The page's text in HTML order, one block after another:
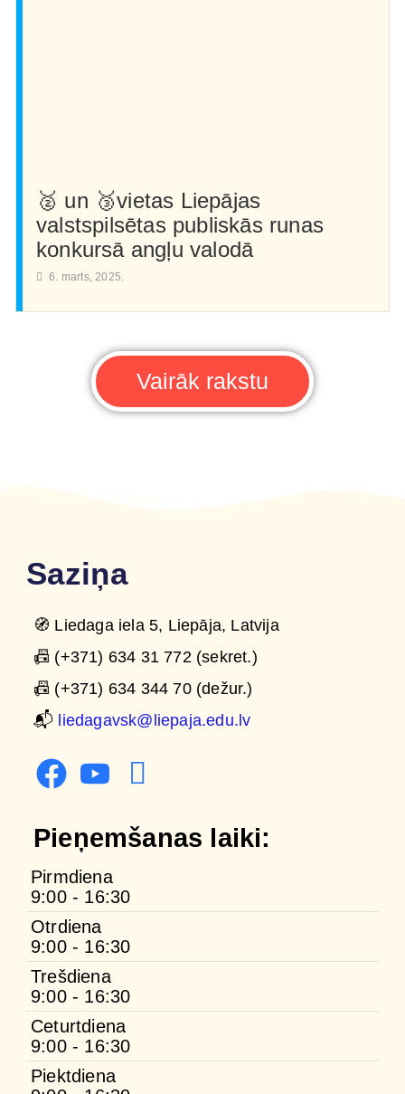
🥈 un 🥉vietas Liepājas
valstspilsētas publiskās runas
konkursā angļu valodā
6. marts, 2025.
Vairāk rakstu
Saziņa
🧭 Liedaga iela 5, Liepāja, Latvija
📠 (+371) 634 31 772 (sekret.)
📠 (+371) 634 344 70 (dežur.)
📬 liedagavsk@liepaja.edu.lv
Pieņemšanas laiki:
Pirmdiena
9:00 - 16:30
Otrdiena
9:00 - 16:30
Trešdiena
9:00 - 16:30
Ceturtdiena
9:00 - 16:30
Piektdiena